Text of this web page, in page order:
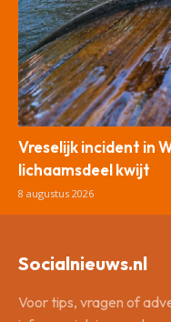
Vreselijk incident in
lichaamsdeel kwijt
8 augustus 2026
Socialnieuws.nl
Voor tips, vragen of